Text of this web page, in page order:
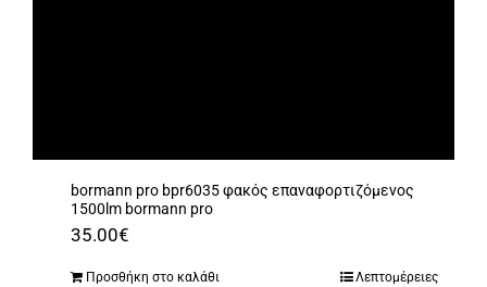
bormann pro bpr6035 φακός επαναφορτιζόμενος
1500lm bormann pro
35.00€
Προσθήκη στο καλάθι Λεπτομέρειες